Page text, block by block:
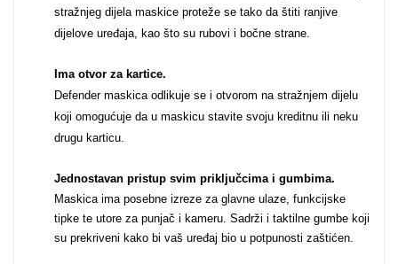
stražnjeg dijela maskice proteže se tako da štiti ranjive
dijelove uređaja, kao što su rubovi i bočne strane.
Ima otvor za kartice.
Defender maskica odlikuje se i otvorom na stražnjem dijelu
koji omogućuje da u maskicu stavite svoju kreditnu ili neku
drugu karticu.
Jednostavan pristup svim priključcima i gumbima.
Maskica ima posebne izreze za glavne ulaze, funkcijske
tipke te utore za punjač i kameru. Sadrži i taktilne gumbe koji
su prekriveni kako bi vaš uređaj bio u potpunosti zaštićen.
Svijet životinja Auto - Moto motivi